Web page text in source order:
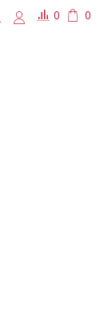
0 0